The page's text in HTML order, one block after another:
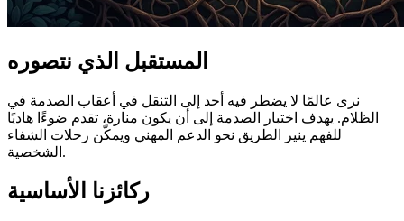
المستقبل الذي نتصوره
نرى عالمًا لا يضطر فيه أحد إلى التنقل في أعقاب الصدمة في
الظلام. يهدف اختبار الصدمة إلى أن يكون منارة، تقدم ضوءًا هاديًا
للفهم ينير الطريق نحو الدعم المهني ويمكّن رحلات الشفاء
الشخصية.
ركائزنا الأساسية